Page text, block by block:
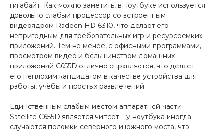
гигабайт. Как можно заметить, в ноутбуке используется
довольно слабый процессор со встроенным
видеоядром Radeon HD 6310, что делает его
непригодным для требовательных игр и ресурсоёмких
приложений. Тем не менее, с офисными программами,
просмотром видео и большинством домашних
приложений C655D отлично справляется, что делает
его неплохим кандидатом в качестве устройства для
работы, учёбы и простых развлечений.
Единственным слабым местом аппаратной части
Satellite C655D является чипсет – у ноутбука иногда
случаются поломки северного и южного моста, что